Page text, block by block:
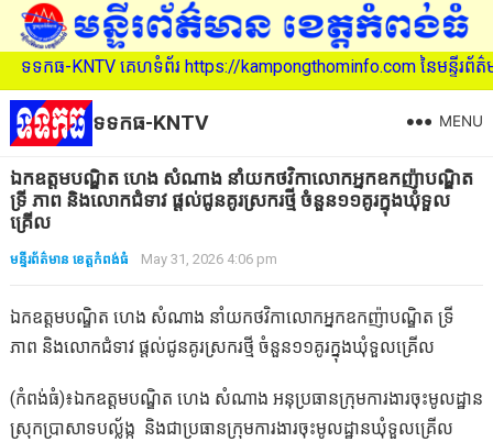
-KNTV គេហទំព័រ https://kampongthominfo.com នៃមន្ទីរព័ត៌មាន ខ
ទទកធ-KNTV MENU
ឯកឧត្តមបណ្ឌិត ហេង សំណាង នាំយកថវិកាលោកអ្នកឧកញ៉ាបណ្ឌិត
ទ្រី ភាព និងលោកជំទាវ ផ្តល់ជូនគូរស្រករថ្មី ចំនួន១១គូរក្នុងឃុំទួល
គ្រើល
មន្ទីរព័ត៌មាន ខេត្តកំពង់ធំ May 31, 2026 4:06 pm
ឯកឧត្តមបណ្ឌិត ហេង សំណាង នាំយកថវិកាលោកអ្នកឧកញ៉ាបណ្ឌិត ទ្រី
ភាព និងលោកជំទាវ ផ្តល់ជូនគូរស្រករថ្មី ចំនួន១១គូរក្នុងឃុំទួលគ្រើល
(កំពង់ធំ)៖ឯកឧត្តមបណ្ឌិត ហេង សំណាង អនុប្រធានក្រុមការងារចុះមូលដ្ឋាន
ស្រុកប្រាសាទបល្ល័ង្ក និងជាប្រធានក្រុមការងារចុះមូលដ្ឋានឃុំទួលគ្រើល